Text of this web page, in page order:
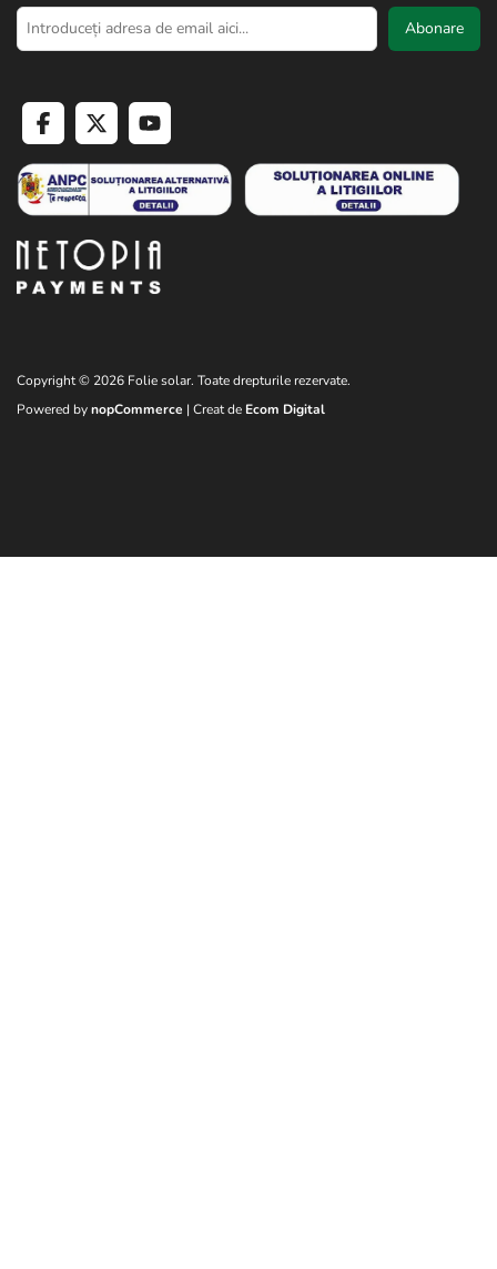
Abonare
Copyright © 2026 Folie solar. Toate drepturile rezervate.
Powered bynopCommerce | Creat de Ecom Digital